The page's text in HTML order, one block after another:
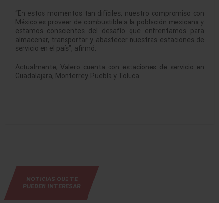
“En estos momentos tan difíciles, nuestro compromiso con
México es proveer de combustible a la población mexicana y
estamos conscientes del desafío que enfrentamos para
almacenar, transportar y abastecer nuestras estaciones de
servicio en el país”, afirmó.
Actualmente, Valero cuenta con estaciones de servicio en
Guadalajara, Monterrey, Puebla y Toluca.
NOTICIAS QUE TE
PUEDEN INTERESAR